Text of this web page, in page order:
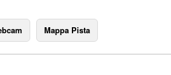
Mappa Pista